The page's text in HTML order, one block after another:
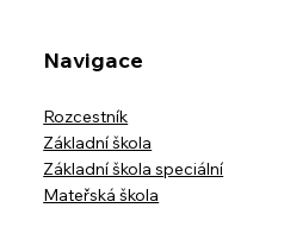
Navigace
Rozcestník
Základní škola
Základní škola speciální
Mateřská škola